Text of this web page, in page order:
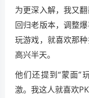
为更深入解，我又
回归老版本，调整
玩游戏，就喜欢那
高兴半天。
他们还提到“蒙面”
激。我这人就喜欢